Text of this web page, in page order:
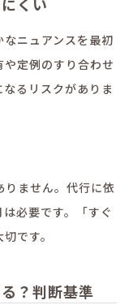
ニュアンスを最初
定例のすり合わせ
るリスクがありま
ません。代行に依
必要です。「すぐ
です。
？判断基準